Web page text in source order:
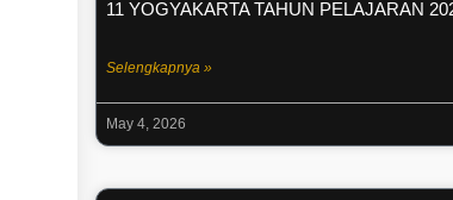
11 YOGYAKARTA TAHUN PELAJARAN
Selengkapnya »
May 4, 2026